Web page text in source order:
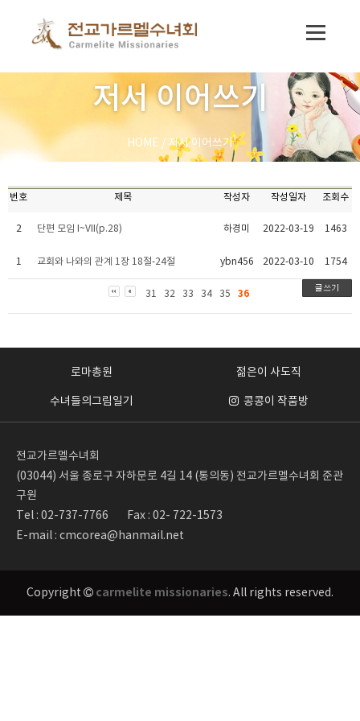
저서 이어쓰기
HOME / 저서 이어쓰기
번호 제목 작성자 작성일자 조회수
2 단편 모임 I~VII(p.28) 하경미 2022-03-19 1463
1 교회와 나와의 관계 1장 18절-24절 ybn456 2022-03-10 1754
31 32 33 34 35 36
로마총원 젊은이 사도직
수녀들의그림일기 콩콩이 작품방
전교가르멜수녀회
(03044) 서울 종로구 자하문로 4길 14 (통의동) 전교가르멜수녀회 준관
구원
Tel : 02-737-7766
Fax : 02- 722-1573
E-mail : cmcorea@hanmail.net
Copyright carmelite missionaries. All rights reserved.